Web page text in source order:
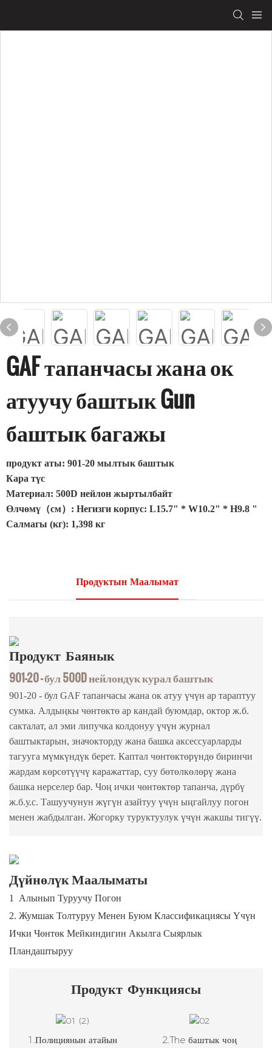
GAF тапанчасы жана ок
атуучу баштык Gun
баштык багажы
продукт аты: 901-20 мылтык баштык
Кара түс
Материал: 500D нейлон жыртылбайт
Өлчөмү（см）: Негизги корпус: L15.7" * W10.2" * H9.8 "
Салмагы (кг): 1,398 кг
Продуктын Маалымат
Продукт Баянык
901-20 - бул 500D нейлондук курал баштык
901-20 - бул GAF тапанчасы жана ок атуу үчүн ар тараптуу
сумка. Алдыңкы чөнтөктө ар кандай буюмдар, октор ж.б.
сакталат, ал эми липучка колдонуу үчүн журнал
баштыктарын, значокторду жана башка аксессуарларды
тагууга мүмкүндүк берет. Каптал чөнтөктөрүндө биринчи
жардам көрсөтүүчү каражаттар, суу бөтөлкөлөрү жана
башка нерселер бар. Чоң ички чөнтөктөр тапанча, дүрбү
ж.б.у.с. Ташуучунун жүгүн азайтуу үчүн ыңгайлуу погон
менен жабдылган. Жогорку туруктуулук үчүн жакшы тигүү.
Дүйнөлүк Маалыматы
1
Алынып Туруучу Погон
2. Жумшак Толтуруу Менен Буюм Классификациясы Үчүн
Ички Чөнтөк Мейкиндигин Акылга Сыярлык
Пландаштыруу
Продукт Функциясы
1.Полициянын атайын
2.The баштык чоң